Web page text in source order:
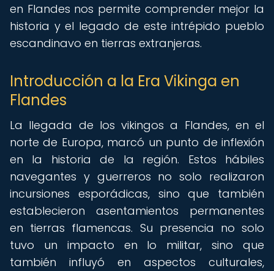
en Flandes nos permite comprender mejor la
historia y el legado de este intrépido pueblo
escandinavo en tierras extranjeras.
Introducción a la Era Vikinga en
Flandes
La llegada de los vikingos a Flandes, en el
norte de Europa, marcó un punto de inflexión
en la historia de la región. Estos hábiles
navegantes y guerreros no solo realizaron
incursiones esporádicas, sino que también
establecieron asentamientos permanentes
en tierras flamencas. Su presencia no solo
tuvo un impacto en lo militar, sino que
también influyó en aspectos culturales,